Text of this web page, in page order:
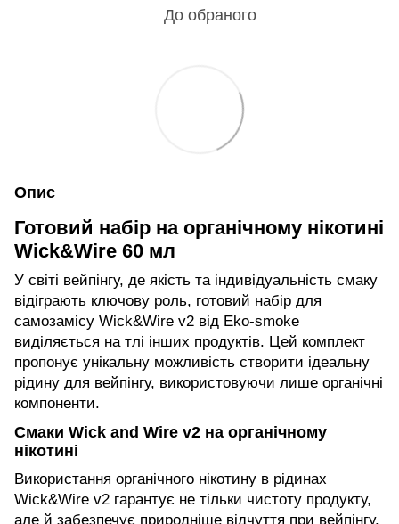
До обраного
Опис
Готовий набір на органічному нікотині
Wick&Wire 60 мл
У світі вейпінгу, де якість та індивідуальність смаку
відіграють ключову роль, готовий набір для
самозамісу Wick&Wire v2 від Eko-smoke
виділяється на тлі інших продуктів. Цей комплект
пропонує унікальну можливість створити ідеальну
рідину для вейпінгу, використовуючи лише органічні
компоненти.
Смаки Wick and Wire v2 на органічному
нікотині
Використання органічного нікотину в рідинах
Wick&Wire v2 гарантує не тільки чистоту продукту,
але й забезпечує природніше відчуття при вейпінгу.